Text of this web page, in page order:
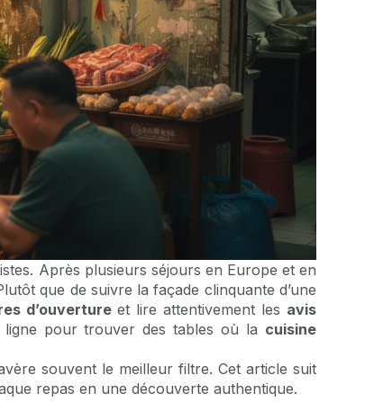
Après plusieurs séjours en Europe et en
que de suivre la façade clinquante d’une
d’ouvertureet lire attentivement les avis
pour trouver des tables où la cuisine
souvent le meilleur filtre. Cet article suit
repas en une découverte authentique.